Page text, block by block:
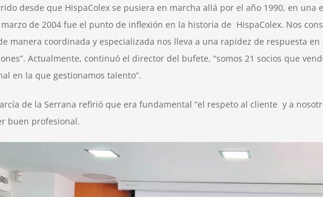
desde que HispaColex se pusiera en marcha allá por el año 1990, en
de 2004 fue el punto de inflexión en la historia de HispaColex. Nos
manera coordinada y especializada nos lleva a una rapidez de respuesta
Actualmente, continuó el director del bufete, “somos 21 socios que
en la que gestionamos talento”.
de la Serrana refirió que era fundamental “el respeto al cliente y a
buen profesional.